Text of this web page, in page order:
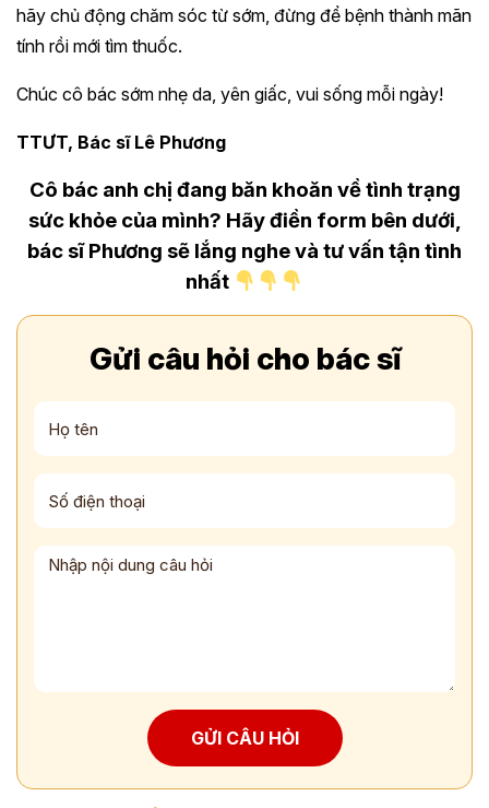
hãy chủ động chăm sóc từ sớm, đừng để bệnh thành mãn
tính rồi mới tìm thuốc.
Chúc cô bác sớm nhẹ da, yên giấc, vui sống mỗi ngày!
TTƯT, Bác sĩ Lê Phương
Cô bác anh chị đang băn khoăn về tình trạng
sức khỏe của mình? Hãy điền form bên dưới,
bác sĩ Phương sẽ lắng nghe và tư vấn tận tình
nhất
Gửi câu hỏi cho bác sĩ
GỬI CÂU HỎI